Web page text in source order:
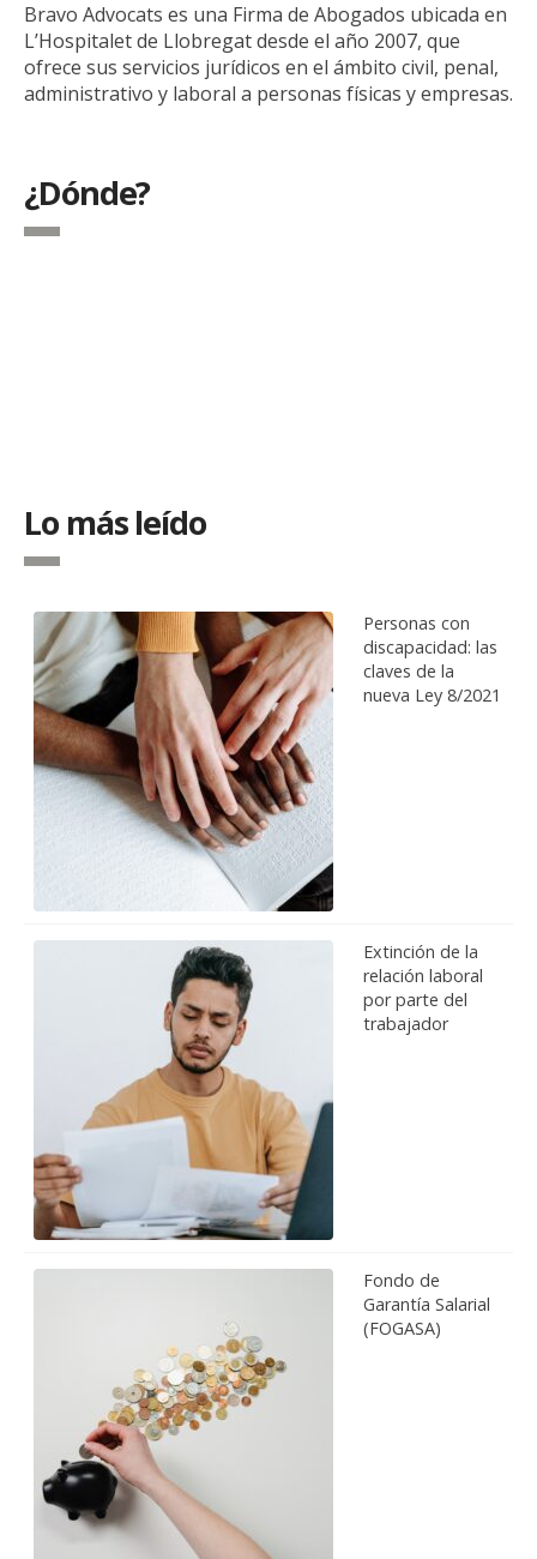
Bravo Advocats es una Firma de Abogados ubicada en
L’Hospitalet de Llobregat desde el año 2007, que
ofrece sus servicios jurídicos en el ámbito civil, penal,
administrativo y laboral a personas físicas y empresas.
¿Dónde?
Lo más leído
Personas con
discapacidad: las
claves de la
nueva Ley 8/2021
Extinción de la
relación laboral
por parte del
trabajador
Fondo de
Garantía Salarial
(FOGASA)